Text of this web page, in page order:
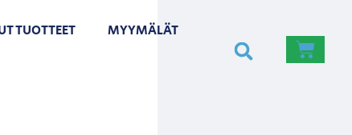
TUOTTEET MYYMÄLÄT